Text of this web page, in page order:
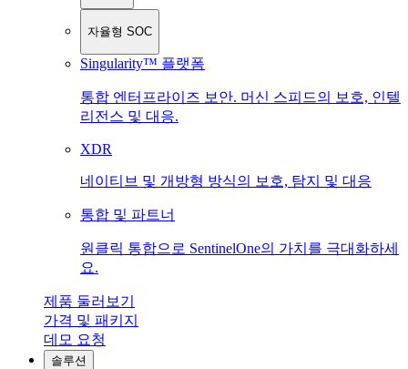
자율형 SOC
Singularity™ 플랫폼
통합 엔터프라이즈 보안. 머신 스피드의 보호, 인텔
리전스 및 대응.
XDR
네이티브 및 개방형 방식의 보호, 탐지 및 대응
통합 및 파트너
원클릭 통합으로 SentinelOne의 가치를 극대화하세
요.
제품 둘러보기
가격 및 패키지
데모 요청
솔루션